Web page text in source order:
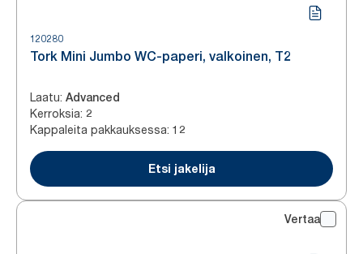
120280
Tork Mini Jumbo WC-paperi, valkoinen, T2
Laatu: Advanced
Kerroksia: 2
Kappaleita pakkauksessa: 12
Etsi jakelija
Vertaa